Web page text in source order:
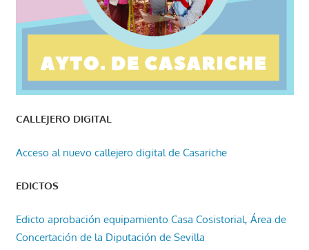
CALLEJERO DIGITAL
Acceso al nuevo callejero digital de Casariche
EDICTOS
Edicto aprobación equipamiento Casa Cosistorial, Área de
Concertación de la Diputación de Sevilla